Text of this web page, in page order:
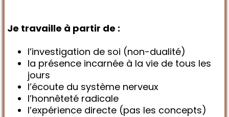
Je travaille à partir de :
l’investigation de soi (non-dualité)
la présence incarnée à la vie de tous les
jours
l’écoute du système nerveux
l’honnêteté radicale
l’expérience directe (pas les concepts)